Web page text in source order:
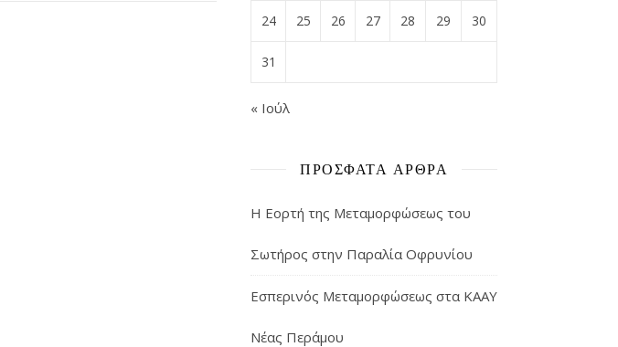
24 25 26 27 28 29 30
31
« Ιούλ
ΠΡΌΣΦΑΤΑ ΆΡΘΡΑ
Η Εορτή της Μεταμορφώσεως του
Σωτήρος στην Παραλία Οφρυνίου
Εσπερινός Μεταμορφώσεως στα ΚΑΑΥ
Νέας Περάμου